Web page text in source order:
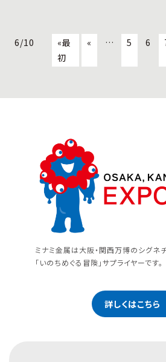
6/10
«最
初
« … 5 6
ミナミ金属は大阪・関西万博のシグネ
「いのちめぐる冒険」サプライヤーです。
詳しくはこちら